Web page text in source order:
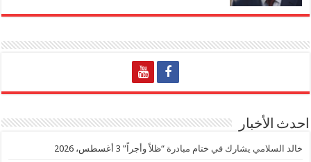
احدث الأخبار
خالد السلامي يشارك في ختام مبادرة “ظلاً وأجراً” 3 أغسطس، 2026